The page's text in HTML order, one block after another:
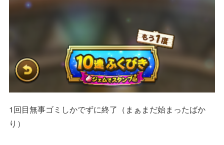
1回目無事ゴミしかでずに終了（まぁまだ始まったばか
り）